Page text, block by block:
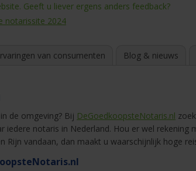
Geeft u liever ergens anders feedback?
notarissite 2024
de omgeving? Bij DeGoedkoopsteNotaris.nl
iedere notaris in Nederland. Hou er wel
Rijn vandaan, dan maakt u waarschijnlijk hoge
van consumenten Blog & nieuws